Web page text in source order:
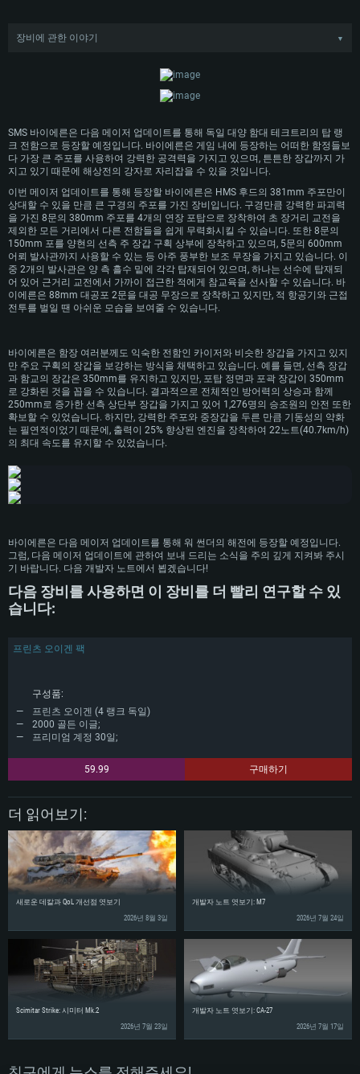
시스템 요구사항
Linux
최소사양
운영체제: Windows 10 (64 bit)
프로세서: 2.2 GHz 듀얼코어 이상
메모리: 4GB
그래픽 카드: DirectX 11 이상을 지원하는 AMD Radeon 77XX / NVIDIA
GeForce GT 660. 최소 사양 해상도: 720p
네트워크: 브로드밴드 인터넷
여유 저장 공간: 22.1 GB (최소 클라이언트)
권장 사양
운영체제: Windows 10/11 (64 bit)
프로세서: Intel Core i5 또는 Ryzen 5 3600 이상
메모리: 16 GB 이상
그래픽 카드: DirectX 11 이상을 지원하는 Nvidia GeForce 1060, 또는 AMD RX
570 혹은 그 이상
네트워크: 브로드밴드 인터넷
여유 저장 공간: 62.2 GB (전체 클라이언트)
최소사양
운영체제: Mac OS Big Sur 11.0
프로세서: 최소 2.2 GHz의 Core i5 (Intel Xeon 은 지원하지 않습니다)
메모리: 6 GB
그래픽 카드: Metal 을 지원하는 Intel Iris Pro 5200 (Mac), 혹은 이와 비슷한 성
능을 가지는 Mac 버전의 AMD/Nvidia. 최소 해상도: 720p
네트워크: 브로드밴드 인터넷
여유 저장 공간: 22.1 GB (최소 클라이언트)
권장 사양
운영체제: Mac OS Big Sur 11.0
프로세서: Core i7 (Intel Xeon 은 지원하지 않습니다)
메모리: 8 GB
그래픽 카드: Metal을 지원하는 Radeon Vega II 이상
여유 저장 공간: 62.2 GB (전체 클라이언트)
최소사양
운영체제: 64bit Linux 중 최신 버전
프로세서: 2.4 GHz 듀얼코어
메모리: 4 GB
그래픽 카드: Vulkan 을 지원하고, 최신 그래픽 드라이버를 지원하는 NVIDIA
660 (6개월 미만) 혹은 그와 동급의 성능을 가지며 최신 그래픽 드라이버를 지
원하는 AMD (6개월 미만; 최소사양 지원 해상도 720p)
네트워크: 브로드밴드 인터넷
권장 사양
운영체제: Ubuntu 20.04 64bit
프로세서: Intel Core i7
메모리: 16 GB
그래픽 카드: Vulkan 을 지원하고, 최신 그래픽 드라이버를 지원하는 NVIDIA
지원하는 AMD RX 570 (6개월 미만; 최소사양 지원 해상도 720p) 이상
네트워크: 브로드밴드 인터넷
장비에 관한 이야기 ▼
군은 350mm~400mm 사이의 여러 다른 주포를 사용한 전함의 설계에 관한 연구
를 준비하기 시작했습니다. 그 중 중간 단계의 설계안은 채택이 불가능한 것으로
판명된 뒤 조선사에선 380mm 주포를 장착한 새 설계를 제안하였고, 1912년에 승
해군법에 따라 4척의 신형 전함을 건조하기 위한 자금이 확보한 뒤 바이에른을 시
작으로 바덴과 작센, 그리고 뷔르템베르크와 같은 자매함 또한 건조가 시작되었습
니다. 하지만 이 중 오직 두 척만이 완공되는 데 그치고 말았습니다. 바이에른은
1913년 12월에 기공되어 1915년에 진수되었고 1916년 7월에 완공되었습니다.
했지만, 제 1차 세계 대전의 마지막 주요 작전 중 일부에는 참가할 수 있었습니다.
1917년 말, SMS 바이에른은 알비온 작전 당시 서에스토니아 군도를 확보하기 위
한 공세에서 해안 포대를 포격하여 병력을 지원하는 역할을 맡았습니다. 하지만
기동 중에 기뢰에 피격당한 뒤 수리를 위해 킬로 귀항해야 했습니다. 이 작전은 바
이에른이 참가한 마지막 주요 작전으로, 1918년 11월 제 1차 세계대전의 종전 이
후 독일 대양함대의 대부분의 함정들은 스캐퍼 플로 항에서 강화 조약이 체결될
때 까지 억류되어 있었습니다. 당시 독일 해군 사령관은 함정들이 영국에 노획될
것을 우려하여 1919년 6월 21일에 자침 명령을 내렸고, 바이에른 또한 험난했던
함생의 마침표를 찍었습니다.
SMS 바이에른은 다음 메이저 업데이트를 통해 독일 대양 함대 테크트리의 탑 랭
크 전함으로 등장할 예정입니다. 바이에른은 게임 내에 등장하는 어떠한 함정들보
다 가장 큰 주포를 사용하여 강력한 공격력을 가지고 있으며, 튼튼한 장갑까지 가
지고 있기 때문에 해상전의 강자로 자리잡을 수 있을 것입니다.
이번 메이저 업데이트를 통해 등장할 바이에른은 HMS 후드의 381mm 주포만이
상대할 수 있을 만큼 큰 구경의 주포를 가진 장비입니다. 구경만큼 강력한 파괴력
을 가진 8문의 380mm 주포를 4개의 연장 포탑으로 장착하여 초 장거리 교전을
제외한 모든 거리에서 다른 전함들을 쉽게 무력화시킬 수 있습니다. 또한 8문의
150mm 포를 양현의 선측 주 장갑 구획 상부에 장착하고 있으며, 5문의 600mm
어뢰 발사관까지 사용할 수 있는 등 아주 풍부한 보조 무장을 가지고 있습니다. 이
중 2개의 발사관은 양 측 흘수 밑에 각각 탑재되어 있으며, 하나는 선수에 탑재되
어 있어 근거리 교전에서 가까이 접근한 적에게 참교육을 선사할 수 있습니다. 바
이에른은 88mm 대공포 2문을 대공 무장으로 장착하고 있지만, 적 항공기와 근접
전투를 벌일 땐 아쉬운 모습을 보여줄 수 있습니다.
바이에른은 함장 여러분께도 익숙한 전함인 카이저와 비슷한 장갑을 가지고 있지
만 주요 구획의 장갑을 보강하는 방식을 채택하고 있습니다. 예를 들면, 선측 장갑
과 함교의 장갑은 350mm를 유지하고 있지만, 포탑 정면과 포곽 장갑이 350mm
로 강화된 것을 꼽을 수 있습니다. 결과적으로 전체적인 방어력의 상승과 함께
250mm로 증가한 선측 상단부 장갑을 가지고 있어 1,276명의 승조원의 안전 또한
확보할 수 있었습니다. 하지만, 강력한 주포와 중장갑을 두른 만큼 기동성의 약화
는 필연적이었기 때문에, 출력이 25% 향상된 엔진을 장착하여 22노트(40.7km/h)
의 최대 속도를 유지할 수 있었습니다.
바이에른은 다음 메이저 업데이트를 통해 워 썬더의 해전에 등장할 예정입니다.
그럼, 다음 메이저 업데이트에 관하여 보내 드리는 소식을 주의 깊게 지켜봐 주시
기 바랍니다. 다음 개발자 노트에서 뵙겠습니다!
다음 장비를 사용하면 이 장비를 더 빨리 연구할 수 있
습니다:
프린츠 오이겐 팩
구성품:
프린츠 오이겐 (4 랭크 독일)
2000 골든 이글;
프리미엄 계정 30일;
59.99 구매하기
더 읽어보기:
새로운 데칼과 QoL 개선점 엿보기
2026년 8월 3일
개발자 노트 엿보기: M7
2026년 7월 24일
Scimitar Strike: 시미터 Mk.2
2026년 7월 23일
개발자 노트 엿보기: CA-27
2026년 7월 17일